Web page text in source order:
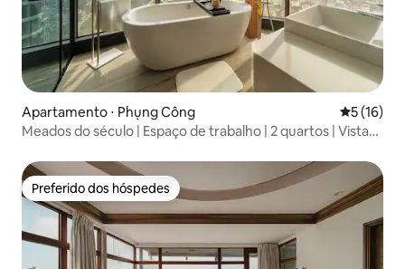
Apartamento ⋅ Phụng Công 5 de uma
5 (16)
Meados do século | Espaço de trabalho | 2 quartos | Vista
Preferido dos hóspedes
Preferido dos hóspedes